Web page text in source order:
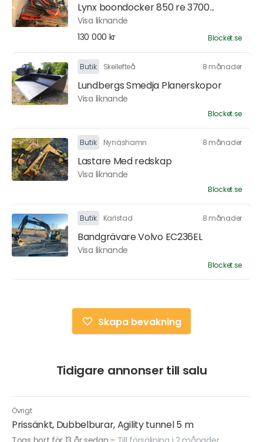
Lynx boondocker 850 re 3700...
Visa liknande
130 000 kr
Blocket.se
Butik Skellefteå 8 månader
Lundbergs Smedja Planerskopor
Visa liknande
Blocket.se
Butik Nynäshamn 8 månader
Lastare Med redskap
Visa liknande
Blocket.se
Butik Karlstad 8 månader
Bandgrävare Volvo EC236EL
Visa liknande
Blocket.se
Skapa bevakning
Tidigare annonser till salu
Övrigt
Prissänkt, Dubbelburar, Agility tunnel 5 m